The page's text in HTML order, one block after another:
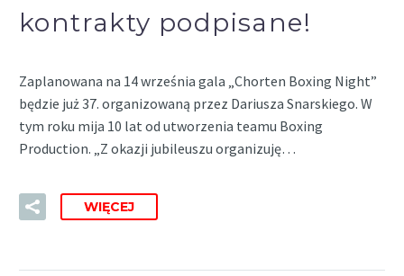
kontrakty podpisane!
Zaplanowana na 14 września gala „Chorten Boxing Night”
będzie już 37. organizowaną przez Dariusza Snarskiego. W
tym roku mija 10 lat od utworzenia teamu Boxing
Production. „Z okazji jubileuszu organizuję…
WIĘCEJ